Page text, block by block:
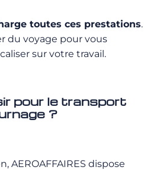
toutes ces prestations.
du voyage pour vous
sur votre travail.
pour le transport
?
AEROAFFAIRES dispose